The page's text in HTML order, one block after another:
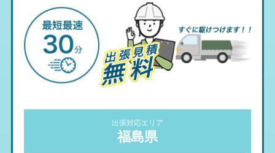
出張対応エリア
福島県